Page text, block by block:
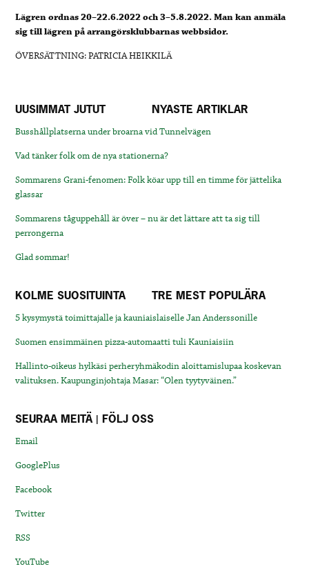
Lägren ordnas 20–22.6.2022 och 3–5.8.2022. Man kan anmäla
sig till lägren på arrangörsklubbarnas webbsidor.
ÖVERSÄTTNING: PATRICIA HEIKKILÄ
UUSIMMAT JUTUT NYASTE ARTIKLAR
Busshållplatserna under broarna vid Tunnelvägen
Vad tänker folk om de nya stationerna?
Sommarens Grani-fenomen: Folk köar upp till en timme för jättelika
glassar
Sommarens tåguppehåll är över – nu är det lättare att ta sig till
perrongerna
Glad sommar!
KOLME SUOSITUINTA TRE MEST POPULÄRA
5 kysymystä toimittajalle ja kauniaislaiselle Jan Anderssonille
Suomen ensimmäinen pizza-automaatti tuli Kauniaisiin
Hallinto-oikeus hylkäsi perheryhmäkodin aloittamislupaa koskevan
valituksen. Kaupunginjohtaja Masar: “Olen tyytyväinen.”
SEURAA MEITÄ | FÖLJ OSS
Email
GooglePlus
Facebook
Twitter
RSS
YouTube